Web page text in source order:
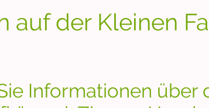
auf der Kleinen
Informationen über